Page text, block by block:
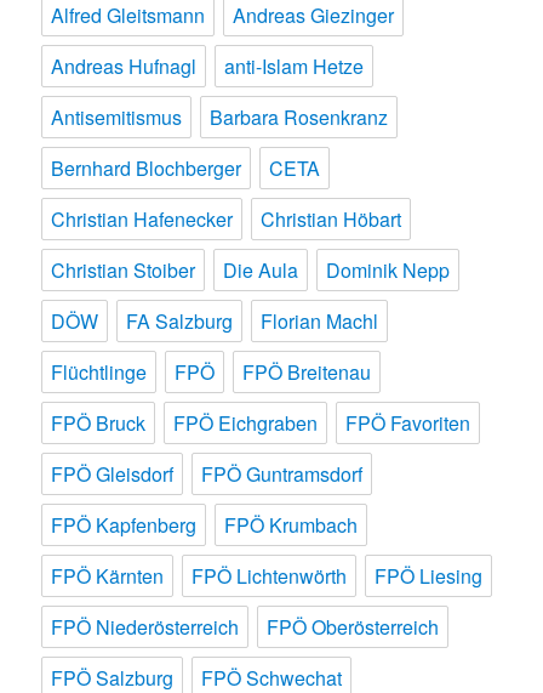
Alfred Gleitsmann
Andreas Giezinger
Andreas Hufnagl
anti-Islam Hetze
Antisemitismus
Barbara Rosenkranz
Bernhard Blochberger
CETA
Christian Hafenecker
Christian Höbart
Christian Stoiber
Die Aula
Dominik Nepp
DÖW
FA Salzburg
Florian Machl
Flüchtlinge
FPÖ
FPÖ Breitenau
FPÖ Bruck
FPÖ Eichgraben
FPÖ Favoriten
FPÖ Gleisdorf
FPÖ Guntramsdorf
FPÖ Kapfenberg
FPÖ Krumbach
FPÖ Kärnten
FPÖ Lichtenwörth
FPÖ Liesing
FPÖ Niederösterreich
FPÖ Oberösterreich
FPÖ Salzburg
FPÖ Schwechat